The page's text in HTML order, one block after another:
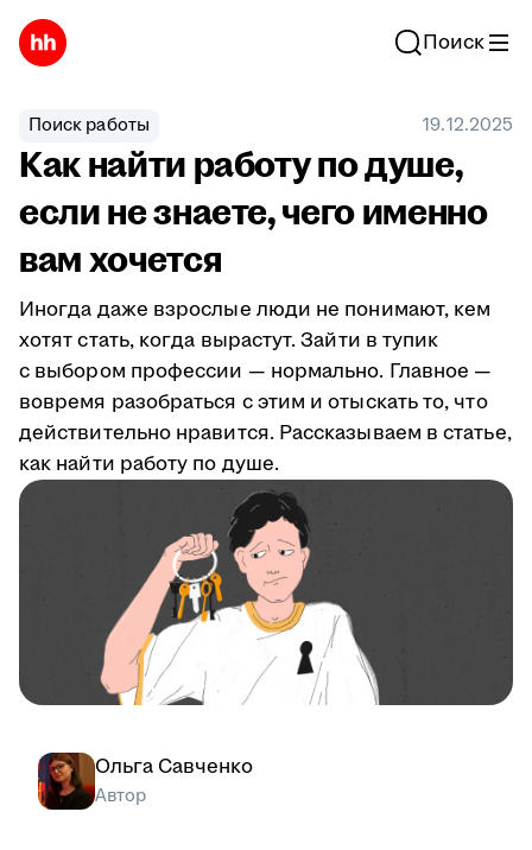
Поиск
Поиск работы 19.12.2025
Как найти работу по душе,
если не знаете, чего именно
вам хочется
Иногда даже взрослые люди не понимают, кем
хотят стать, когда вырастут. Зайти в тупик
с выбором профессии — нормально. Главное —
вовремя разобраться с этим и отыскать то, что
действительно нравится. Рассказываем в статье,
как найти работу по душе.
Ольга Савченко
Автор